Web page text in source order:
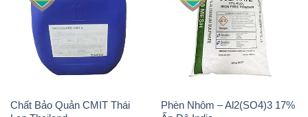
Chất Bảo Quản CMIT Thái
Phèn Nhôm – Al2(SO4)3 17%